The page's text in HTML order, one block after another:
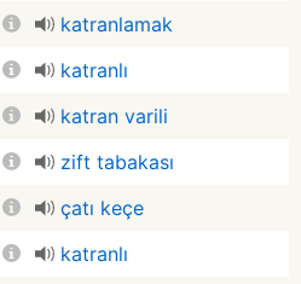
katranlamak
katranlı
katran varili
zift tabakası
çatı keçe
katranlı